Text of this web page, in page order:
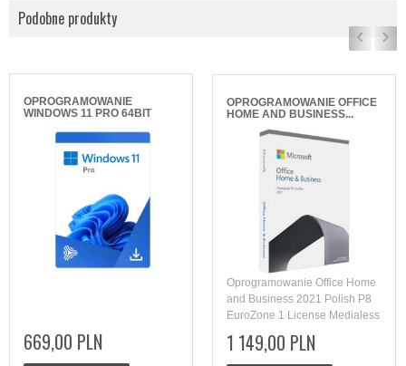
Podobne produkty
‹ ›
OPROGRAMOWANIE
WINDOWS 11 PRO 64BIT
669,00 PLN
OPROGRAMOWANIE OFFICE
HOME AND BUSINESS...
Oprogramowanie Office Home
and Business 2021 Polish P8
EuroZone 1 License Medialess
1 149,00 PLN